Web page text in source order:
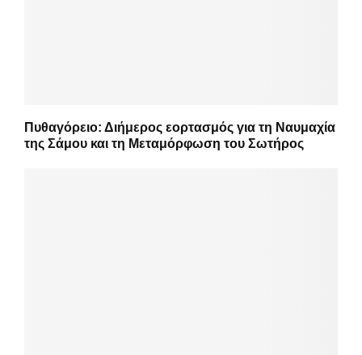
Πυθαγόρειο: Διήμερος εορτασμός για τη Ναυμαχία
της Σάμου και τη Μεταμόρφωση του Σωτήρος